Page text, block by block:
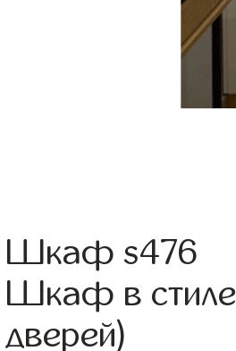
Шкаф s476
Шкаф в
дверей)